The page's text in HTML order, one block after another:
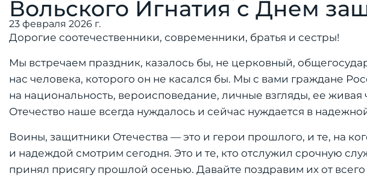
Вольского Игнатия с Днем
23 февраля 2026 г.
Дорогие соотечественники, современники, братья и сестры!
Мы встречаем праздник, казалось бы, не церковный,
нас человека, которого он не касался бы. Мы с вами граждане
на национальность, вероисповедание, личные взгляды, ее живая
Отечество наше всегда нуждалось и сейчас нуждается в
Воины, защитники Отечества — это и герои прошлого, и те, на
и надеждой смотрим сегодня. Это и те, кто отслужил срочную
принял присягу прошлой осенью. Давайте поздравим их от